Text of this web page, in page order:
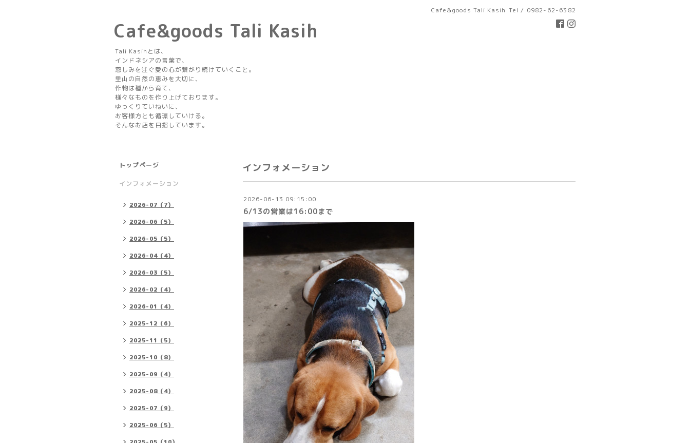
Cafe&goods Tali Kasih Tel / 0982-62-6382
Cafe&goods Tali Kasih
Tali Kasihとは、
インドネシアの言葉で、
慈しみを注ぐ愛の心が繋がり続けていくこと。
里山の自然の恵みを大切に、
作物は種から育て、
様々なものを作り上げております。
ゆっくりていねいに、
お客様方とも循環していける。
そんなお店を目指しています。
インフォメーション
2026-06-13 09:15:00
6/13の営業は16:00まで
トップページ
インフォメーション
2026-07（7）
2026-06（5）
2026-05（5）
2026-04（4）
2026-03（5）
2026-02（4）
2026-01（4）
2025-12（6）
2025-11（5）
2025-10（8）
2025-09（4）
2025-08（4）
2025-07（9）
2025-06（5）